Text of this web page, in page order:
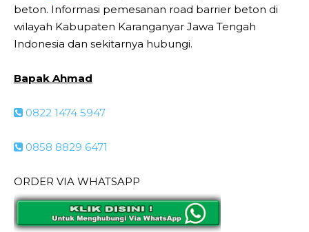
beton. Informasi pemesanan road barrier beton di
wilayah Kabupaten Karanganyar Jawa Tengah
Indonesia dan sekitarnya hubungi.
Bapak Ahmad
0822 1474 5947
0858 8829 6471
ORDER VIA WHATSAPP